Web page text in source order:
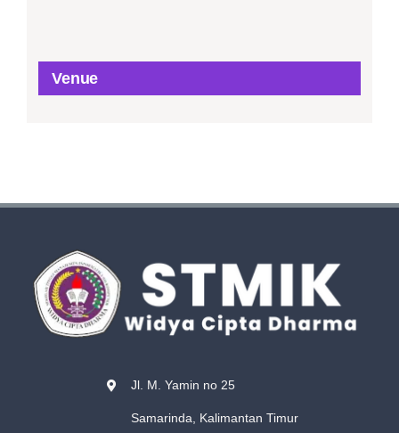
Venue
Jl. M. Yamin no 25
Samarinda, Kalimantan Timur